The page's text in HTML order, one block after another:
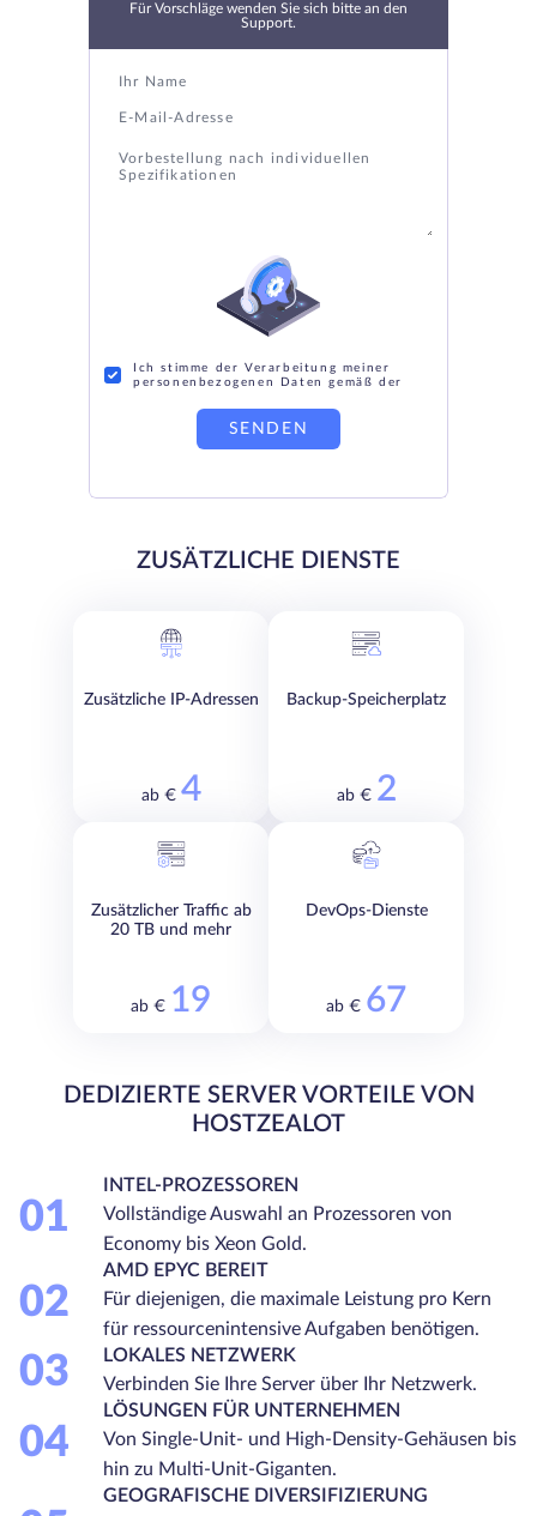
Für Vorschläge wenden Sie sich bitte an den
Support.
Ich stimme der Verarbeitung meiner
personenbezogenen Daten gemäß der
SENDEN
ZUSÄTZLICHE DIENSTE
Zusätzliche IP-Adressen
ab € 4
Backup-Speicherplatz
ab € 2
Zusätzlicher Traffic ab
20 TB und mehr
ab € 19
DevOps-Dienste
ab € 67
DEDIZIERTE SERVER VORTEILE VON
HOSTZEALOT
01
INTEL-PROZESSOREN
Vollständige Auswahl an Prozessoren von
Economy bis Xeon Gold.
02
AMD EPYC BEREIT
Für diejenigen, die maximale Leistung pro Kern
für ressourcenintensive Aufgaben benötigen.
03
LOKALES NETZWERK
Verbinden Sie Ihre Server über Ihr Netzwerk.
04
LÖSUNGEN FÜR UNTERNEHMEN
Von Single-Unit- und High-Density-Gehäusen bis
hin zu Multi-Unit-Giganten.
GEOGRAFISCHE DIVERSIFIZIERUNG